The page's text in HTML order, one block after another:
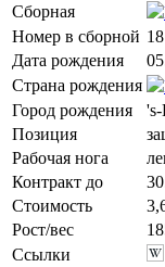
Сборная
Номер в сборной 18
Дата рождения
Страна рождения
Город рождения
Позиция
Рабочая нога
Контракт до
Стоимость
Рост/вес
Ссылки